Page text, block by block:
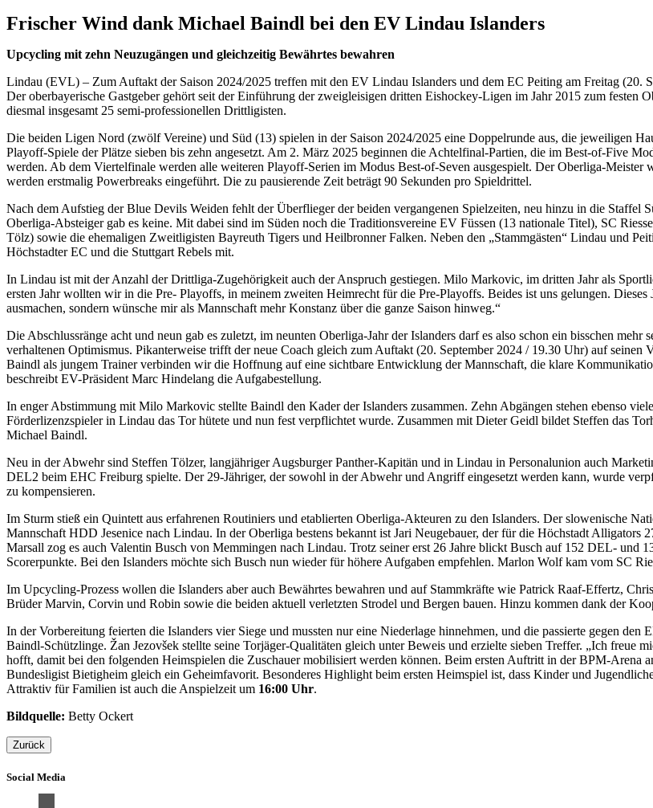
Frischer Wind dank Michael Baindl bei den EV Lindau Islanders
Upcycling mit zehn Neuzugängen und gleichzeitig Bewährtes bewahren
Lindau (EVL) – Zum Auftakt der Saison 2024/2025 treffen mit den EV Lindau Islanders und dem EC Peiting am Freitag (20.
Der oberbayerische Gastgeber gehört seit der Einführung der zweigleisigen dritten Eishockey-Ligen im Jahr 2015 zum festen
diesmal insgesamt 25 semi-professionellen Drittligisten.
Die beiden Ligen Nord (zwölf Vereine) und Süd (13) spielen in der Saison 2024/2025 eine Doppelrunde aus, die jeweiligen
Playoff-Spiele der Plätze sieben bis zehn angesetzt. Am 2. März 2025 beginnen die Achtelfinal-Partien, die im Best-of-Five
werden. Ab dem Viertelfinale werden alle weiteren Playoff-Serien im Modus Best-of-Seven ausgespielt. Der Oberliga-Meister
werden erstmalig Powerbreaks eingeführt. Die zu pausierende Zeit beträgt 90 Sekunden pro Spieldrittel.
Nach dem Aufstieg der Blue Devils Weiden fehlt der Überflieger der beiden vergangenen Spielzeiten, neu hinzu in die Staffel
Oberliga-Absteiger gab es keine. Mit dabei sind im Süden noch die Traditionsvereine EV Füssen (13 nationale Titel), SC
Tölz) sowie die ehemaligen Zweitligisten Bayreuth Tigers und Heilbronner Falken. Neben den „Stammgästen“ Lindau und
Höchstadter EC und die Stuttgart Rebels mit.
In Lindau ist mit der Anzahl der Drittliga-Zugehörigkeit auch der Anspruch gestiegen. Milo Markovic, im dritten Jahr als
ersten Jahr wollten wir in die Pre- Playoffs, in meinem zweiten Heimrecht für die Pre-Playoffs. Beides ist uns gelungen.
ausmachen, sondern wünsche mir als Mannschaft mehr Konstanz über die ganze Saison hinweg.“
Die Abschlussränge acht und neun gab es zuletzt, im neunten Oberliga-Jahr der Islanders darf es also schon ein bisschen
verhaltenen Optimismus. Pikanterweise trifft der neue Coach gleich zum Auftakt (20. September 2024 / 19.30 Uhr) auf
Baindl als jungem Trainer verbinden wir die Hoffnung auf eine sichtbare Entwicklung der Mannschaft, die klare
beschreibt EV-Präsident Marc Hindelang die Aufgabestellung.
In enger Abstimmung mit Milo Markovic stellte Baindl den Kader der Islanders zusammen. Zehn Abgängen stehen ebenso
Förderlizenzspieler in Lindau das Tor hütete und nun fest verpflichtet wurde. Zusammen mit Dieter Geidl bildet Steffen das
Michael Baindl.
Neu in der Abwehr sind Steffen Tölzer, langjähriger Augsburger Panther-Kapitän und in Lindau in Personalunion auch
DEL2 beim EHC Freiburg spielte. Der 29-Jähriger, der sowohl in der Abwehr und Angriff eingesetzt werden kann, wurde
zu kompensieren.
Im Sturm stieß ein Quintett aus erfahrenen Routiniers und etablierten Oberliga-Akteuren zu den Islanders. Der slowenische
Mannschaft HDD Jesenice nach Lindau. In der Oberliga bestens bekannt ist Jari Neugebauer, der für die Höchstadt Alligators
Marsall zog es auch Valentin Busch von Memmingen nach Lindau. Trotz seiner erst 26 Jahre blickt Busch auf 152 DEL- und
Scorerpunkte. Bei den Islanders möchte sich Busch nun wieder für höhere Aufgaben empfehlen. Marlon Wolf kam vom SC
Im Upcycling-Prozess wollen die Islanders aber auch Bewährtes bewahren und auf Stammkräfte wie Patrick Raaf-Effertz,
Brüder Marvin, Corvin und Robin sowie die beiden aktuell verletzten Strodel und Bergen bauen. Hinzu kommen dank der
In der Vorbereitung feierten die Islanders vier Siege und mussten nur eine Niederlage hinnehmen, und die passierte gegen
Baindl-Schützlinge. Žan Jezovšek stellte seine Torjäger-Qualitäten gleich unter Beweis und erzielte sieben Treffer. „Ich freue
hofft, damit bei den folgenden Heimspielen die Zuschauer mobilisiert werden können. Beim ersten Auftritt in der BPM-Arena
Bundesligist Bietigheim gleich ein Geheimfavorit. Besonderes Highlight beim ersten Heimspiel ist, dass Kinder und
Attraktiv für Familien ist auch die Anspielzeit um 16:00 Uhr.
Bildquelle: Betty Ockert
Zurück
Social Media